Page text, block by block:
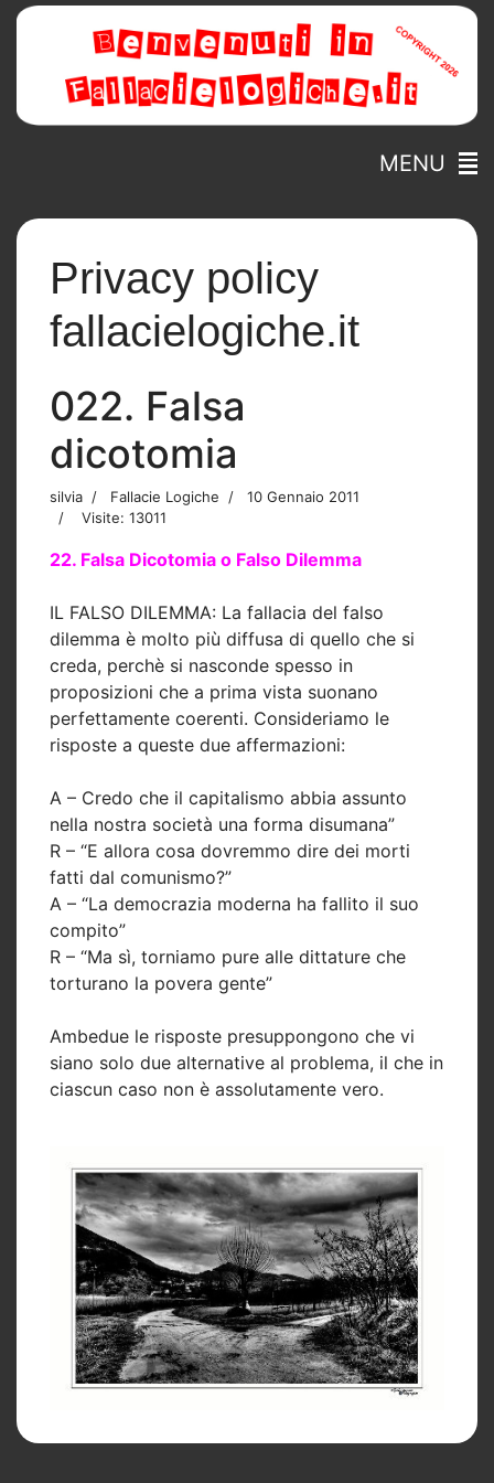
MENU
Privacy policy
fallacielogiche.it
022. Falsa
dicotomia
silvia Fallacie Logiche
10 Gennaio 2011
Visite: 13011
22. Falsa Dicotomia o Falso Dilemma
IL FALSO DILEMMA: La fallacia del falso
dilemma è molto più diffusa di quello che si
creda, perchè si nasconde spesso in
proposizioni che a prima vista suonano
perfettamente coerenti. Consideriamo le
risposte a queste due affermazioni:
A – Credo che il capitalismo abbia assunto
nella nostra società una forma disumana”
R – “E allora cosa dovremmo dire dei morti
fatti dal comunismo?”
A – “La democrazia moderna ha fallito il suo
compito”
R – “Ma sì, torniamo pure alle dittature che
torturano la povera gente”
Ambedue le risposte presuppongono che vi
siano solo due alternative al problema, il che in
ciascun caso non è assolutamente vero.